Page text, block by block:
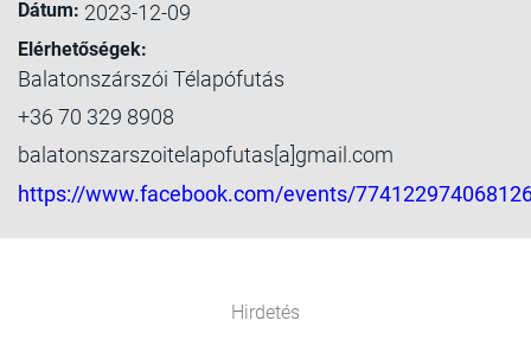
Dátum: 2023-12-09
Elérhetőségek:
Balatonszárszói Télapófutás
+36 70 329 8908
balatonszarszoitelapofutas[a]gmail.com
https://www.facebook.com/events/
Hirdetés